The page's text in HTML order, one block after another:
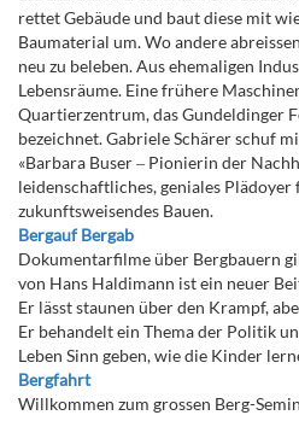
rettet Gebäude und baut diese mit
Baumaterial um. Wo andere
neu zu beleben. Aus ehemaligen
Lebensräume. Eine frühere
Quartierzentrum, das Gundeldinger
bezeichnet. Gabriele Schärer schuf
«Barbara Buser ‒ Pionierin der
leidenschaftliches, geniales
zukunftsweisendes Bauen.
Bergauf Bergab
Dokumentarfilme über Bergbauern
von Hans Haldimann ist ein neuer
Er lässt staunen über den Krampf,
Er behandelt ein Thema der Politik
Leben Sinn geben, wie die Kinder
Bergfahrt
Willkommen zum grossen Berg-